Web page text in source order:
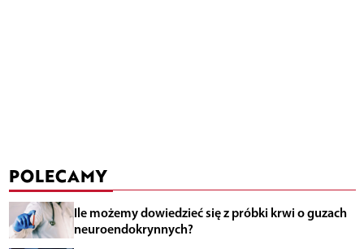
POLECAMY
Ile możemy dowiedzieć się z próbki krwi o guzach
neuroendokrynnych?